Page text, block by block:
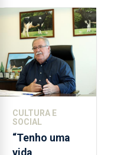
de
lapas
entre
2022
e
2026.
A
das
Flores
apresenta
CULTURA E
SOCIAL
“Tenho uma
vida